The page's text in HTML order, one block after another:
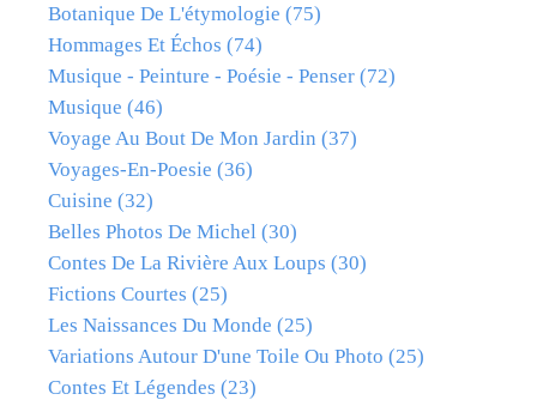
Botanique De L'étymologie (75)
Hommages Et Échos (74)
Musique - Peinture - Poésie - Penser (72)
Musique (46)
Voyage Au Bout De Mon Jardin (37)
Voyages-En-Poesie (36)
Cuisine (32)
Belles Photos De Michel (30)
Contes De La Rivière Aux Loups (30)
Fictions Courtes (25)
Les Naissances Du Monde (25)
Variations Autour D'une Toile Ou Photo (25)
Contes Et Légendes (23)